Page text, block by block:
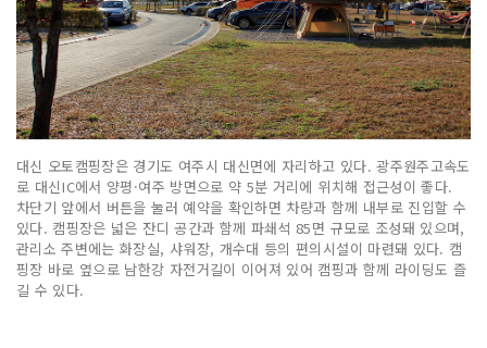
대신 오토캠핑장은 경기도 여주시 대신면에 자리하고 있다. 광주원주고속도
로 대신IC에서 양평·여주 방면으로 약 5분 거리에 위치해 접근성이 좋다.
차단기 앞에서 버튼을 눌러 예약을 확인하면 차량과 함께 내부로 진입할 수
있다. 캠핑장은 넓은 잔디 공간과 함께 파쇄석 85면 규모로 조성돼 있으며,
관리소 주변에는 화장실, 샤워장, 개수대 등의 편의시설이 마련돼 있다. 캠
핑장 바로 옆으로 남한강 자전거길이 이어져 있어 캠핑과 함께 라이딩도 즐
길 수 있다.